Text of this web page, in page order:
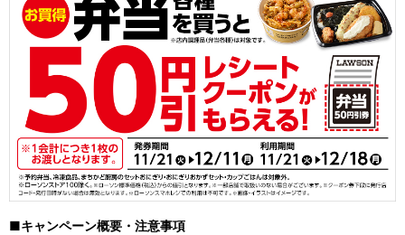
■キャンペーン概要・注意事項